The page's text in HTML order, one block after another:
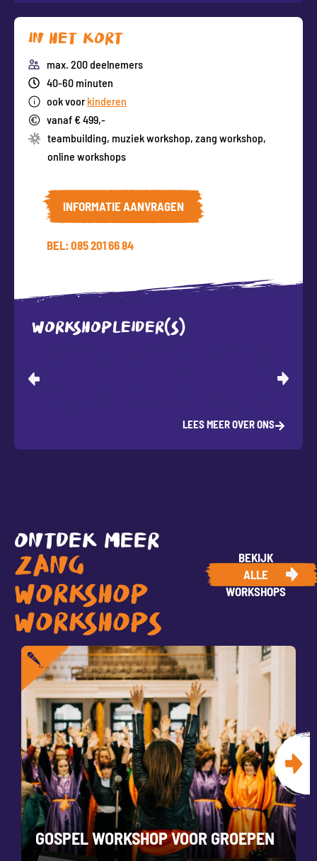
In het kort
max. 200 deelnemers
40-60 minuten
ook voorkinderen
vanaf € 499,-
teambuilding, muziek workshop, zang workshop,
online workshops
INFORMATIE AANVRAGEN
BEL: 085 201 66 84
WORKSHOPLEIDER(S)
LEES MEER OVER ONS
ONTDEK MEER
ZANG
WORKSHOP
WORKSHOPS
BEKIJK
ALLE
WORKSHOPS
GOSPEL WORKSHOP VOOR GROEPEN